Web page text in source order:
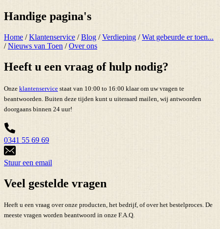
Handige pagina's
Home /Klantenservice /Blog /Verdieping /Wat gebeurde er toen...
/Nieuws van Toen /Over ons
Heeft u een vraag of hulp nodig?
Onze klantenservice staat van 10:00 to 16:00 klaar om uw vragen te
beantwoorden. Buiten deze tijden kunt u uiteraard mailen, wij antwoorden
doorgaans binnen 24 uur!
0341 55 69 69
Stuur een email
Veel gestelde vragen
Heeft u een vraag over onze producten, het bedrijf, of over het bestelproces. De
meeste vragen worden beantwoord in onze F.A.Q.